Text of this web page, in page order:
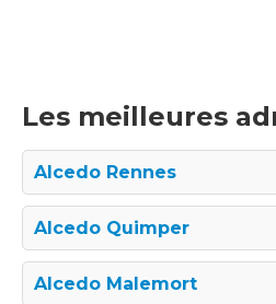
Les meilleures
Alcedo Rennes
Alcedo Quimper
Alcedo Malemort